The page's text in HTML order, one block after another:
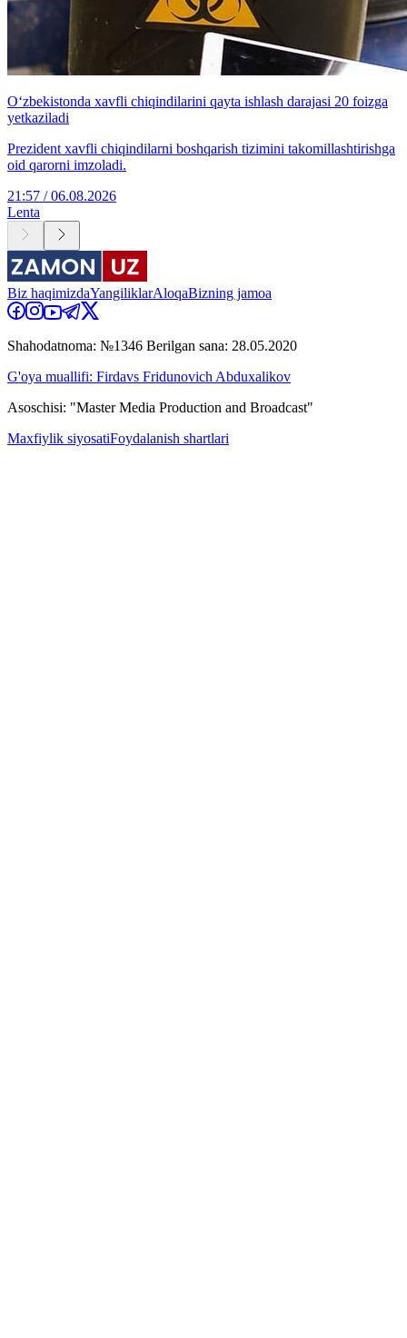
O‘zbekistonda xavfli chiqindilarini qayta ishlash darajasi 20 foizga
yetkaziladi
Prezident xavfli chiqindilarni boshqarish tizimini takomillashtirishga
oid qarorni imzoladi.
21:57 / 06.08.2026
Lenta
Biz haqimizdaYangiliklarAloqaBizning jamoa
Shahodatnoma: №1346 Berilgan sana: 28.05.2020
G'oya muallifi: Firdavs Fridunovich Abduxalikov
Asoschisi: "Master Media Production and Broadcast"
Maxfiylik siyosatiFoydalanish shartlari